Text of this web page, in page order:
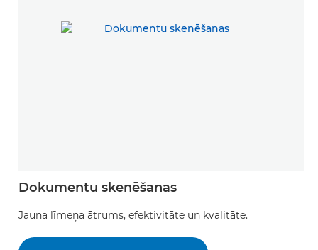
Dokumentu skenēšanas
Jauna līmeņa ātrums, efektivitāte un kvalitāte.